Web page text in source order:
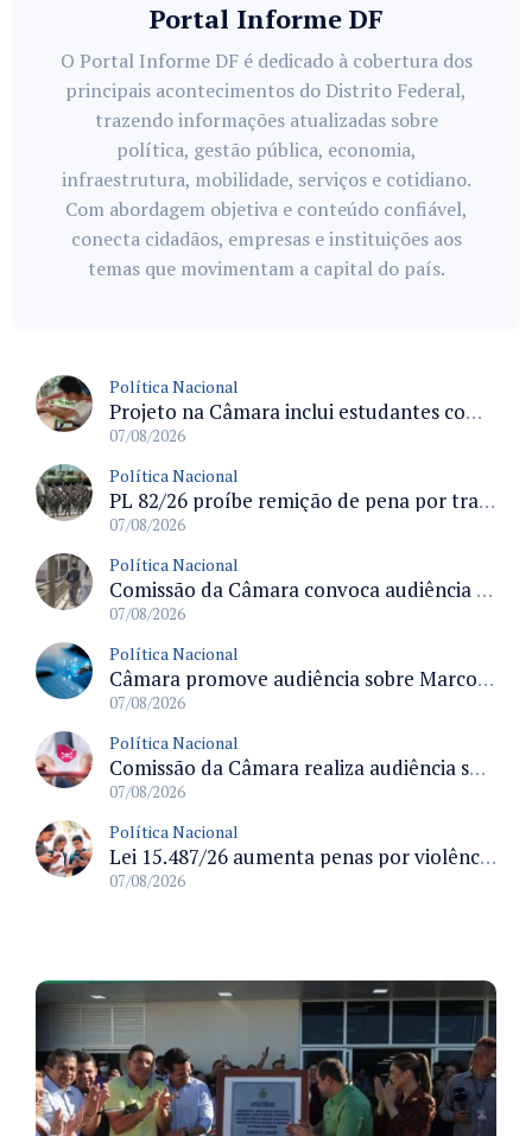
Portal Informe DF
O Portal Informe DF é dedicado à cobertura dos
principais acontecimentos do Distrito Federal,
trazendo informações atualizadas sobre
política, gestão pública, economia,
infraestrutura, mobilidade, serviços e cotidiano.
Com abordagem objetiva e conteúdo confiável,
conecta cidadãos, empresas e instituições aos
temas que movimentam a capital do país.
Política Nacional
Projeto na Câmara inclui estudantes com deficiência no regime escolar especial da LDB e estabelece critérios para frequência
07/08/2026
Política Nacional
PL 82/26 proíbe remição de pena por trabalho em funções militares para condenados por crimes contra o Estado Democrático de Direito
07/08/2026
Política Nacional
Comissão da Câmara convoca audiência para discutir misoginia nas escolas e universidades após divulgação de listas misóginas
07/08/2026
Política Nacional
Câmara promove audiência sobre Marco de Fomento à Economia Digital e impactos da inteligência artificial
07/08/2026
Política Nacional
Comissão da Câmara realiza audiência sobre apostas online para medir o tamanho do mercado ilegal
07/08/2026
Política Nacional
Lei 15.487/26 aumenta penas por violência sexual digital contra crianças e adolescentes e autoriza ronda virtual para investigação
07/08/2026